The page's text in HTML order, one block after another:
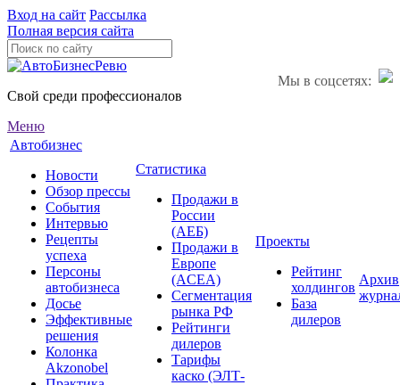
Вход на сайт Рассылка
Полная версия сайта
Мы в соцсетях:
Свой среди профессионалов
Меню
Автобизнес
Новости
Обзор прессы
События
Интервью
Рецепты
успеха
Персоны
автобизнеса
Досье
Эффективные
решения
Колонка
Akzonobel
Статистика
Продажи в
России
(АЕБ)
Продажи в
Европе
(ACEA)
Сегментация
рынка РФ
Рейтинги
дилеров
Тарифы
каско (ЭЛТ-
Проекты
Рейтинг
холдингов
База
дилеров
Архив